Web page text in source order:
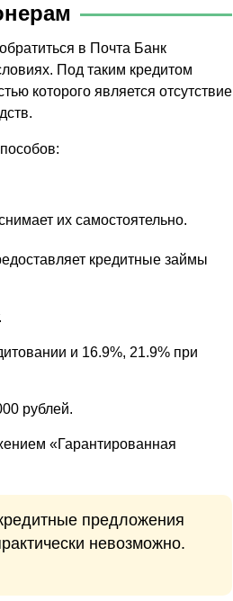
в Почта Банк
Под таким кредитом
которого является отсутствие
их самостоятельно.
кредитные займы
и 16.9%, 21.9% при
рублей.
«Гарантированная
предложения
невозможно.